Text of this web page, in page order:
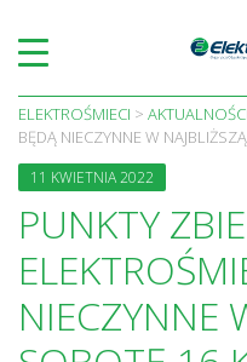
content
ELEKTROŚMIECI > AKTUALNOŚCI
BĘDĄ NIECZYNNE W
11 KWIETNIA 2022
PUNKTY
NIECZYNNE